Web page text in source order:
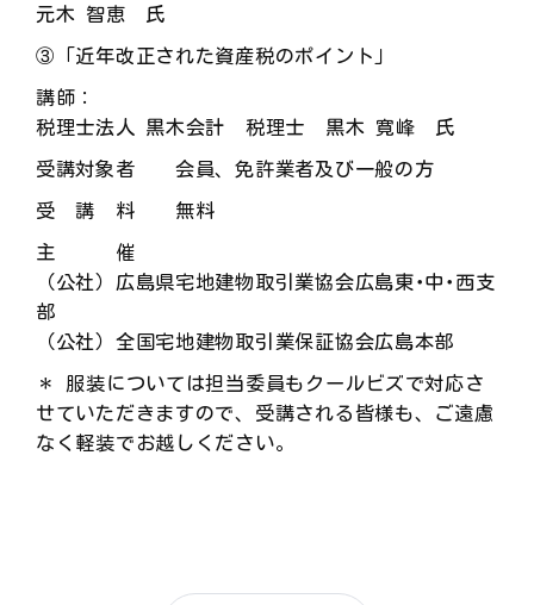
元木 智恵 氏
③「近年改正された資産税のポイント」
講師：
税理士法人 黒木会計 税理士 黒木 寛峰 氏
受講対象者 会員、免許業者及び一般の方
受 講 料 無料
主 催
（公社）広島県宅地建物取引業協会広島東･中･西支
部
（公社）全国宅地建物取引業保証協会広島本部
＊ 服装については担当委員もクールビズで対応さ
せていただきますので、受講される皆様も、ご遠慮
なく軽装でお越しください。